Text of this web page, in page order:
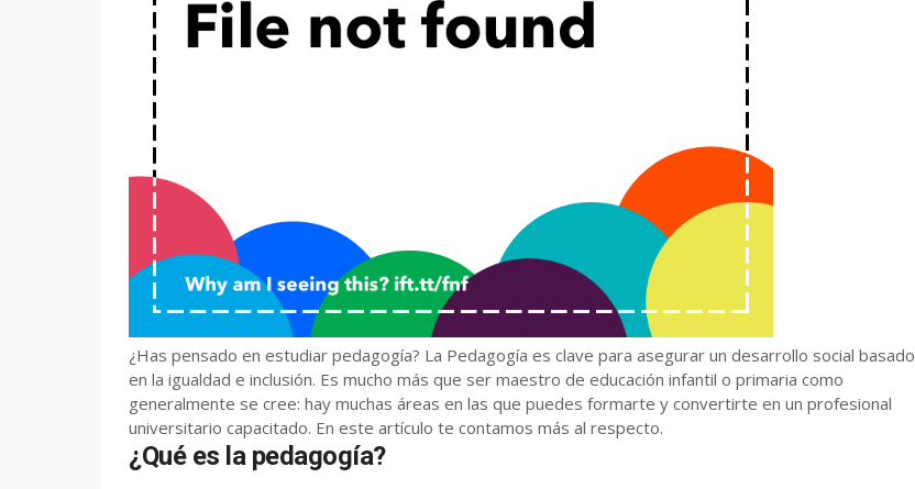
¿Has pensado en estudiar pedagogía? La Pedagogía es clave para asegurar un desarrollo social basado
en la igualdad e inclusión. Es mucho más que ser maestro de educación infantil o primaria como
generalmente se cree: hay muchas áreas en las que puedes formarte y convertirte en un profesional
universitario capacitado. En este artículo te contamos más al respecto.
¿Qué es la pedagogía?